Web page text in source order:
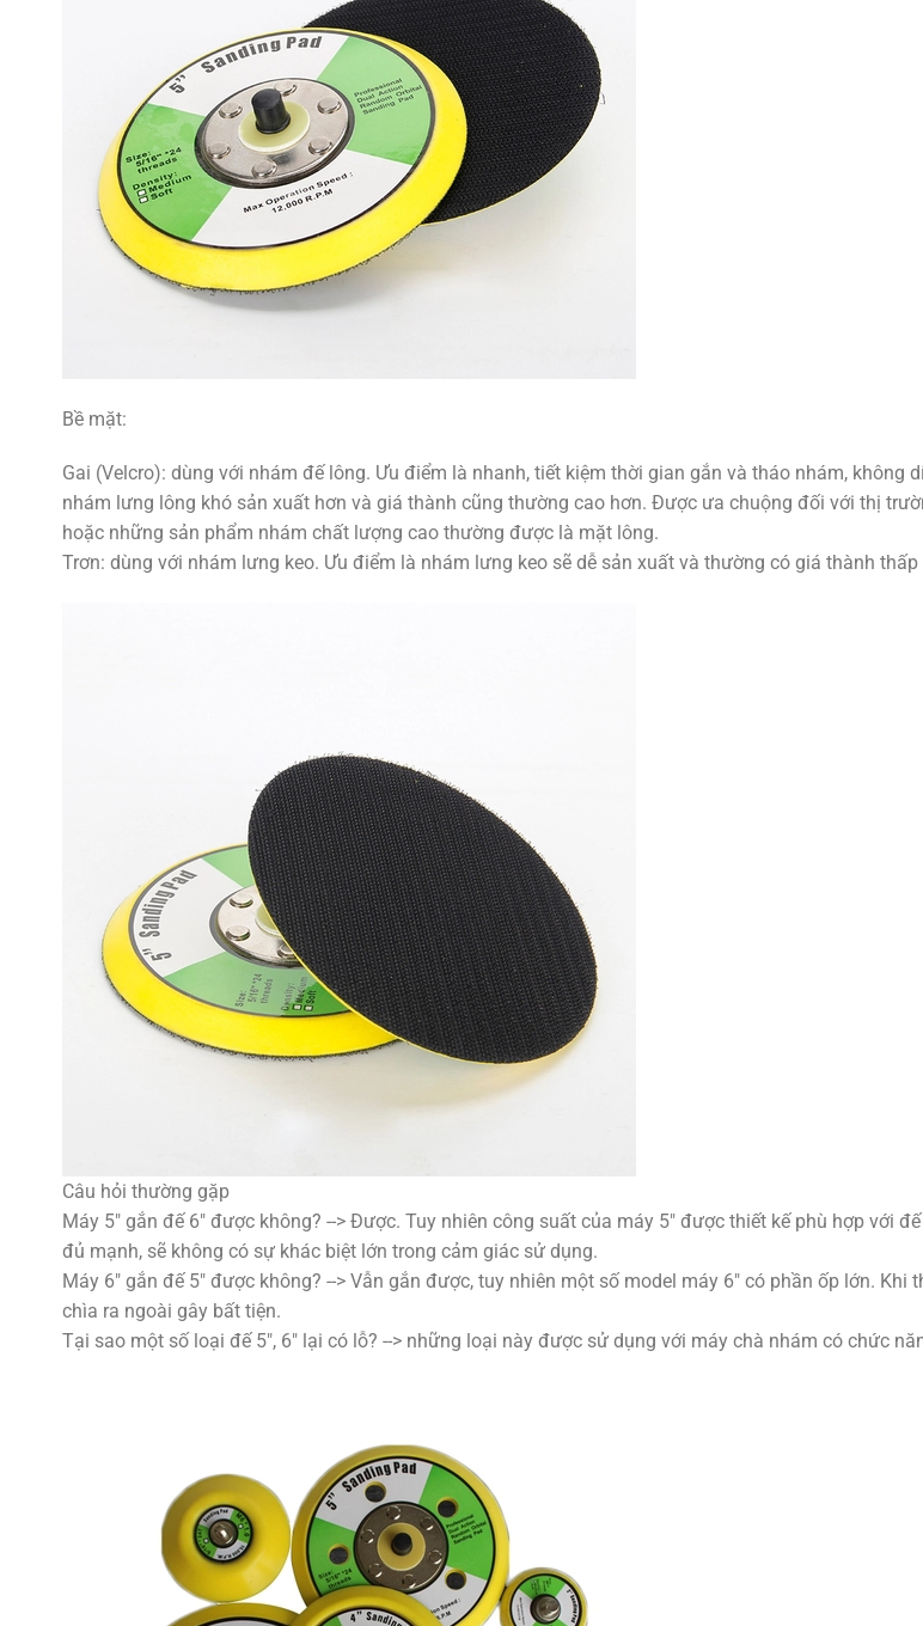
Bề mặt:
Gai (Velcro): dùng với nhám đế lông. Ưu điểm là nhanh, tiết kiệm thời gian gắn và tháo nhám, không
nhám lưng lông khó sản xuất hơn và giá thành cũng thường cao hơn. Được ưa chuộng đối với thị
hoặc những sản phẩm nhám chất lượng cao thường được là mặt lông.
Trơn: dùng với nhám lưng keo. Ưu điểm là nhám lưng keo sẽ dễ sản xuất và thường có giá thành thấp
Câu hỏi thường gặp
Máy 5″ gắn đế 6″ được không? --> Được. Tuy nhiên công suất của máy 5″ được thiết kế phù hợp với
đủ mạnh, sẽ không có sự khác biệt lớn trong cảm giác sử dụng.
Máy 6″ gắn đế 5″ được không? --> Vẫn gắn được, tuy nhiên một số model máy 6″ có phần ốp lớn. Khi
chìa ra ngoài gây bất tiện.
Tại sao một số loại đế 5″, 6″ lại có lỗ? --> những loại này được sử dụng với máy chà nhám có chức